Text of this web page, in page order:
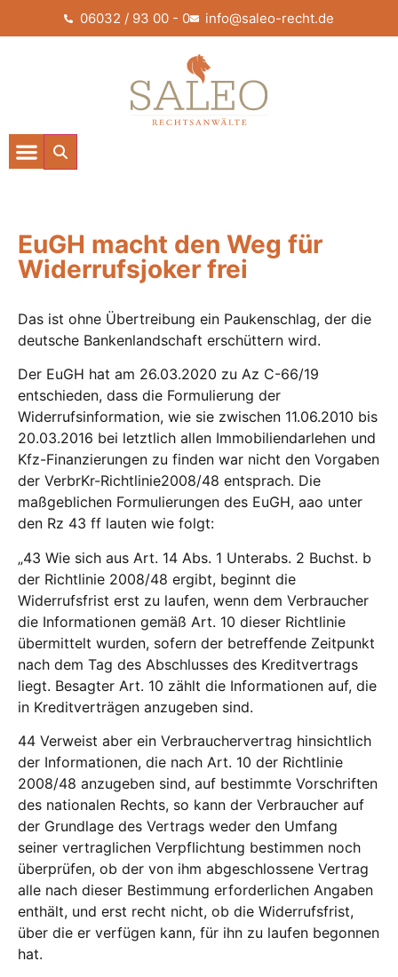
06032 / 93 00 - 0 info@saleo-recht.de
EuGH macht den Weg für
Widerrufsjoker frei
Das ist ohne Übertreibung ein Paukenschlag, der die
deutsche Bankenlandschaft erschüttern wird.
Der EuGH hat am 26.03.2020 zu Az C-66/19
entschieden, dass die Formulierung der
Widerrufsinformation, wie sie zwischen 11.06.2010 bis
20.03.2016 bei letztlich allen Immobiliendarlehen und
Kfz-Finanzierungen zu finden war nicht den Vorgaben
der VerbrKr-Richtlinie2008/48 entsprach. Die
maßgeblichen Formulierungen des EuGH, aao unter
den Rz 43 ff lauten wie folgt:
„43 Wie sich aus Art. 14 Abs. 1 Unterabs. 2 Buchst. b
der Richtlinie 2008/48 ergibt, beginnt die
Widerrufsfrist erst zu laufen, wenn dem Verbraucher
die Informationen gemäß Art. 10 dieser Richtlinie
übermittelt wurden, sofern der betreffende Zeitpunkt
nach dem Tag des Abschlusses des Kreditvertrags
liegt. Besagter Art. 10 zählt die Informationen auf, die
in Kreditverträgen anzugeben sind.
44 Verweist aber ein Verbrauchervertrag hinsichtlich
der Informationen, die nach Art. 10 der Richtlinie
2008/48 anzugeben sind, auf bestimmte Vorschriften
des nationalen Rechts, so kann der Verbraucher auf
der Grundlage des Vertrags weder den Umfang
seiner vertraglichen Verpflichtung bestimmen noch
überprüfen, ob der von ihm abgeschlossene Vertrag
alle nach dieser Bestimmung erforderlichen Angaben
enthält, und erst recht nicht, ob die Widerrufsfrist,
über die er verfügen kann, für ihn zu laufen begonnen
hat.